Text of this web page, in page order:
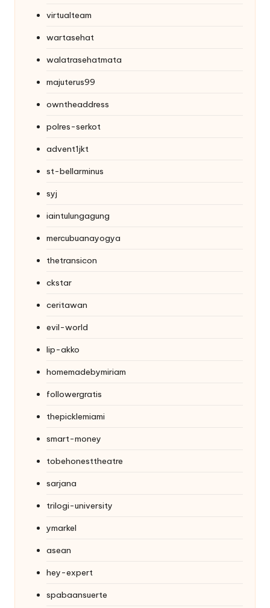
virtualteam
wartasehat
walatrasehatmata
majuterus99
owntheaddress
polres-serkot
advent1jkt
st-bellarminus
syj
iaintulungagung
mercubuanayogya
thetransicon
ckstar
ceritawan
evil-world
lip-akko
homemadebymiriam
followergratis
thepicklemiami
smart-money
tobehonesttheatre
sarjana
trilogi-university
ymarkel
asean
hey-expert
spabaansuerte